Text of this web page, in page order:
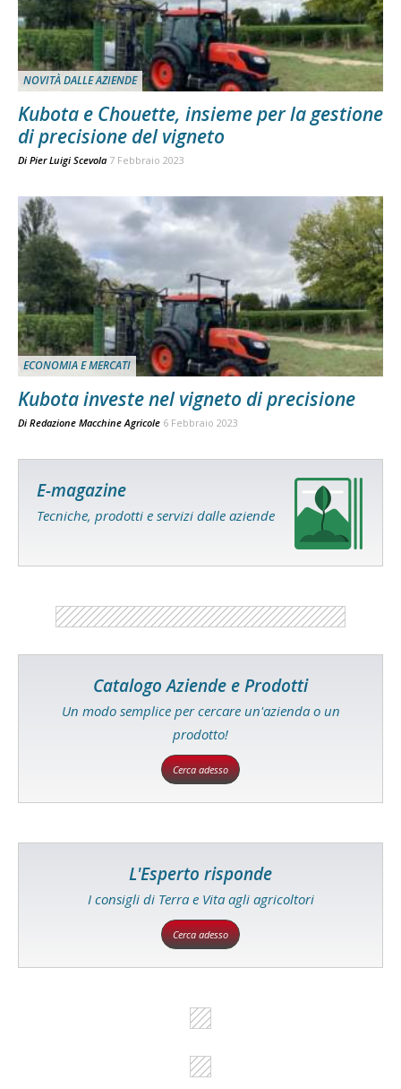
NOVITÀ DALLE AZIENDE
Kubota e Chouette, insieme per la gestione
di precisione del vigneto
Di Pier Luigi Scevola 7 Febbraio 2023
ECONOMIA E MERCATI
Kubota investe nel vigneto di precisione
Di Redazione Macchine Agricole 6 Febbraio 2023
E-magazine
Tecniche, prodotti e servizi dalle aziende
Catalogo Aziende e Prodotti
Un modo semplice per cercare un'azienda o un
prodotto!
Cerca adesso
L'Esperto risponde
I consigli di Terra e Vita agli agricoltori
Cerca adesso